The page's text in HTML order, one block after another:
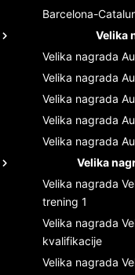
Barcelona-
Velika
Velika nagrada
Velika nagrada
Velika nagrada
Velika nagrada
Velika nagrada
Velika
Velika nagrada
trening 1
Velika nagrada
kvalifikacije
Velika nagrada